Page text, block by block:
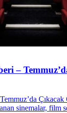
–
sinemalar, film